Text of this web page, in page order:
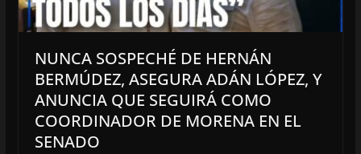
NUNCA SOSPECHÉ DE HERNÁN
BERMÚDEZ, ASEGURA ADÁN LÓPEZ, Y
ANUNCIA QUE SEGUIRÁ COMO
COORDINADOR DE MORENA EN EL
SENADO